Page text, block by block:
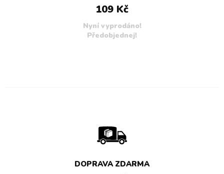
109 Kč
Nyní vyprodáno!
Předobjednej!
DOPRAVA ZDARMA